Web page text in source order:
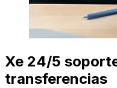
Xe 24/5
transferencias